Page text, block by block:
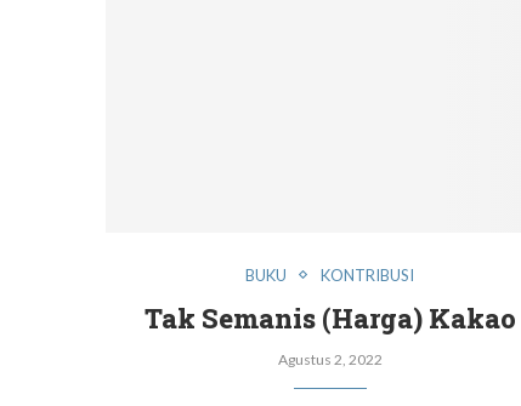
BUKU KONTRIBUSI
Tak Semanis (Harga) Kakao
Agustus 2, 2022